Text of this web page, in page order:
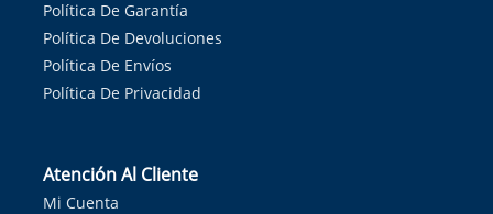
Política De Garantía
Política De Devoluciones
Política De Envíos
Política De Privacidad
Atención Al Cliente
Mi Cuenta